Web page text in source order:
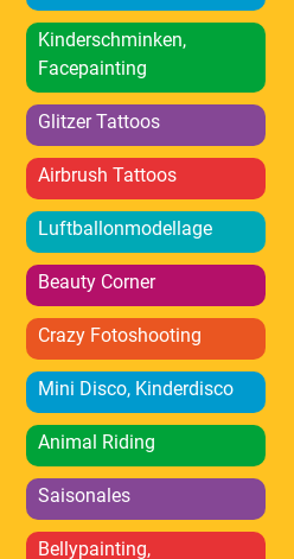
Kinderschminken,
Facepainting
Glitzer Tattoos
Airbrush Tattoos
Luftballonmodellage
Beauty Corner
Crazy Fotoshooting
Mini Disco, Kinderdisco
Animal Riding
Saisonales
Bellypainting,